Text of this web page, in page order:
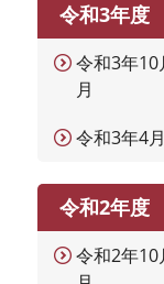
令和3年度
令和3年
月
令和3年4
令和2年度
令和2年